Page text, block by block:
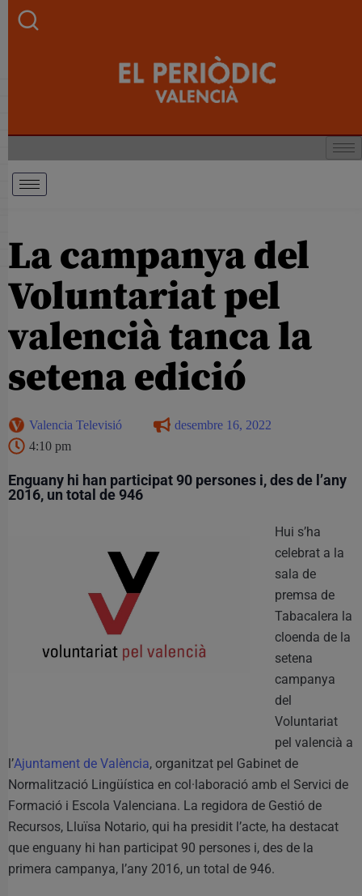
La campanya del
Voluntariat pel
valencià tanca la
setena edició
Valencia Televisió
desembre 16, 2022
4:10 pm
Enguany hi han participat 90 persones i, des de l’any
2016, un total de 946
Hui s’ha
celebrat a la
sala de
premsa de
Tabacalera la
cloenda de la
setena
campanya
del
Voluntariat
pel valencià a
l’Ajuntament de València, organitzat pel Gabinet de
Normalització Lingüística en col·laboració amb el Servici de
Formació i Escola Valenciana. La regidora de Gestió de
Recursos, Lluïsa Notario, qui ha presidit l’acte, ha destacat
que enguany hi han participat 90 persones i, des de la
primera campanya, l’any 2016, un total de 946.